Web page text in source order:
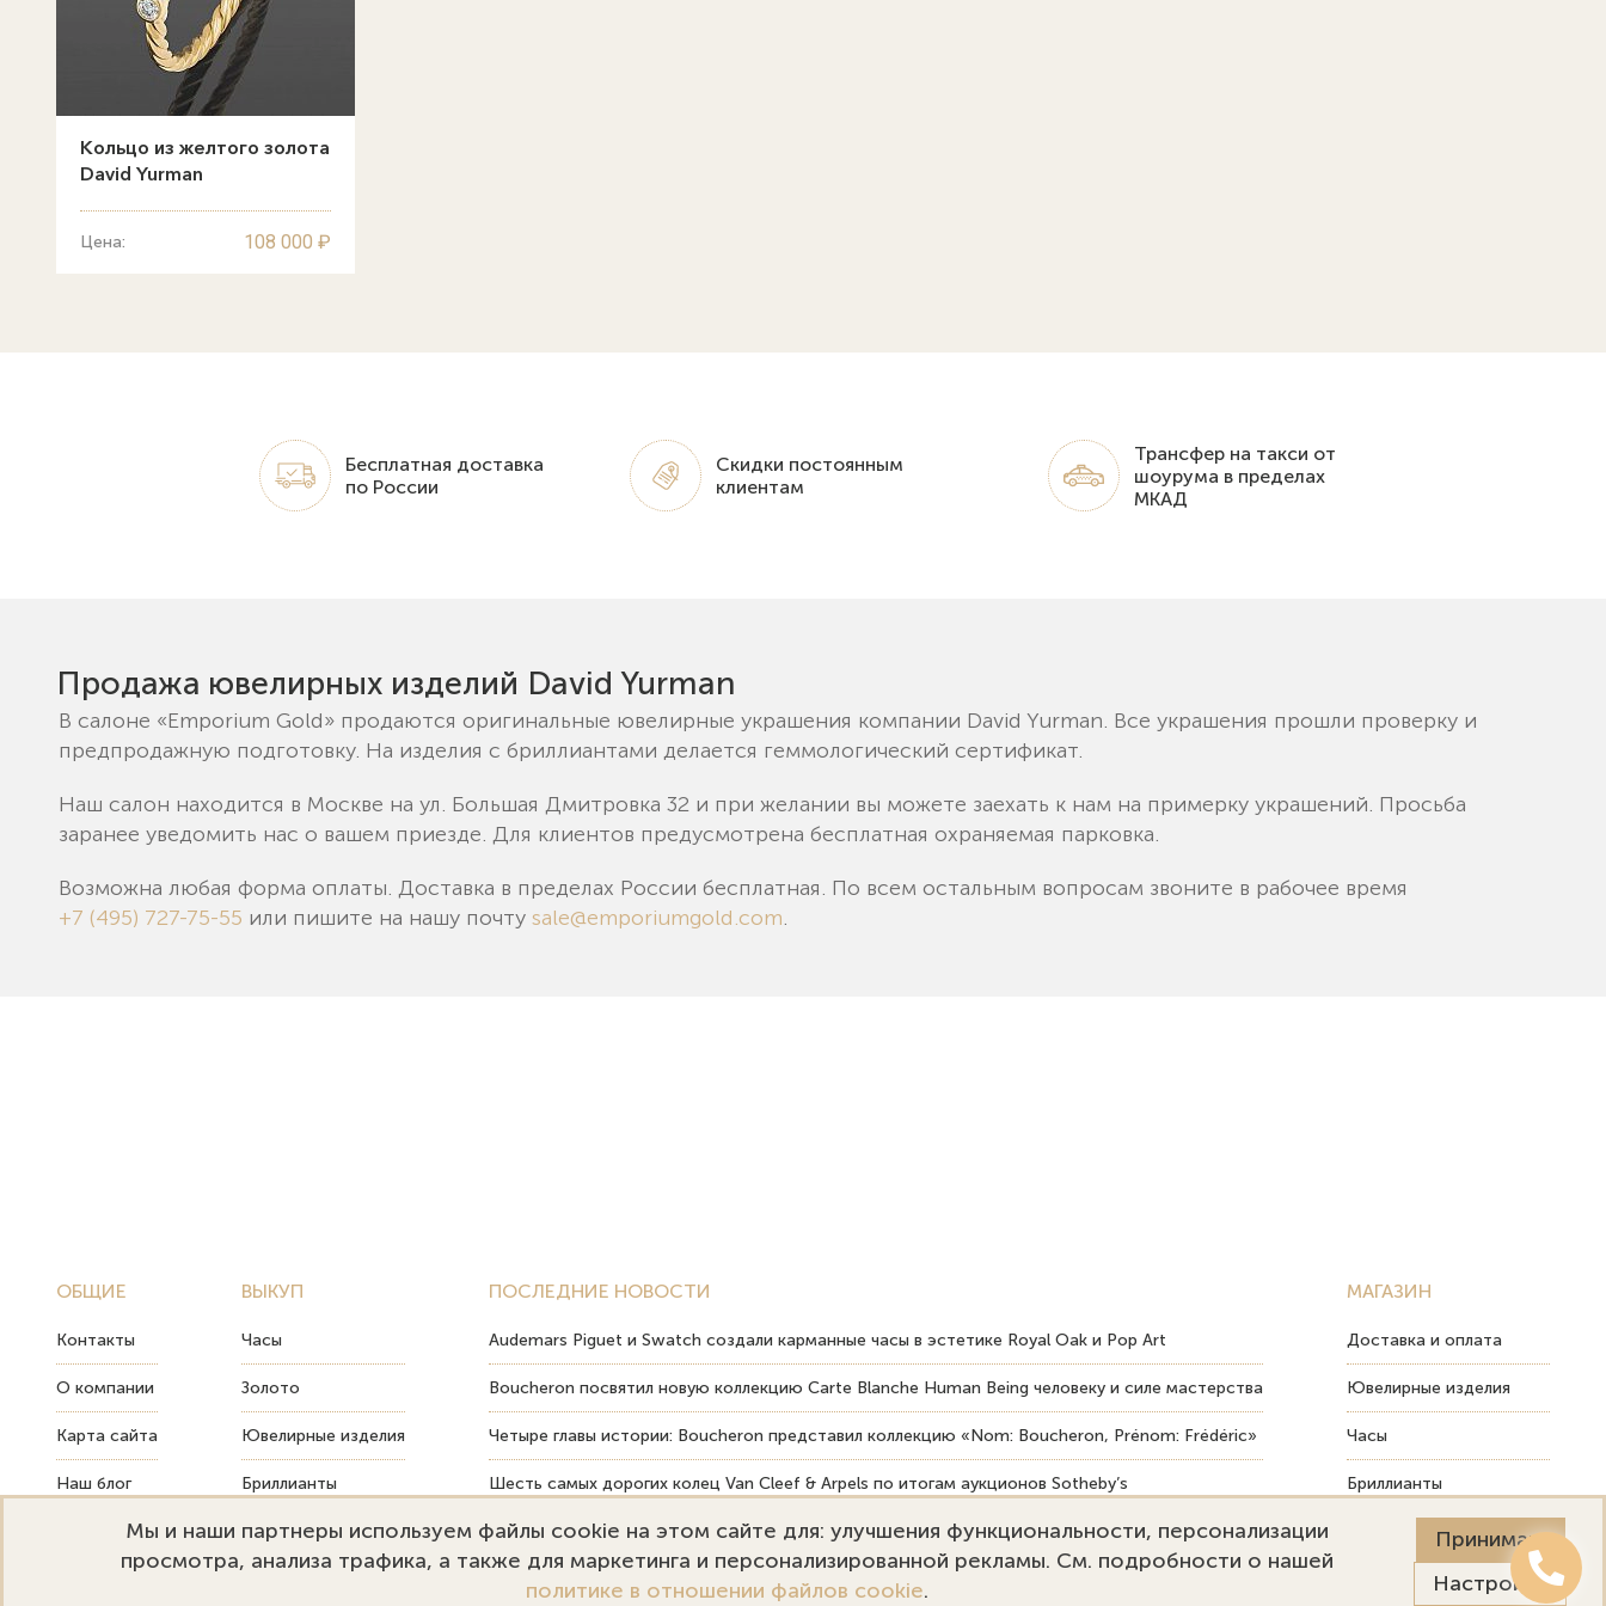
Кольцо из желтого золота
David Yurman
Цена: 108 000 ₽
Бесплатная доставка
по России
Скидки постоянным
клиентам
Трансфер на такси от
шоурума в пределах
МКАД
Продажа ювелирных изделий David Yurman
В салоне «Emporium Gold» продаются оригинальные ювелирные украшения компании David Yurman. Все украшения прошли проверку и
предпродажную подготовку. На изделия с бриллиантами делается геммологический сертификат.
Наш салон находится в Москве на ул. Большая Дмитровка 32 и при желании вы можете заехать к нам на примерку украшений. Просьба
заранее уведомить нас о вашем приезде. Для клиентов предусмотрена бесплатная охраняемая парковка.
Возможна любая форма оплаты. Доставка в пределах России бесплатная. По всем остальным вопросам звоните в рабочее время
+7 (495) 727-75-55 или пишите на нашу почту sale@emporiumgold.com.
ОБЩИЕ
Контакты
О компании
Карта сайта
Наш блог
ВЫКУП
Часы
Золото
Ювелирные изделия
Бриллианты
Монеты
ПОСЛЕДНИЕ НОВОСТИ
Audemars Piguet и Swatch создали карманные часы в эстетике Royal Oak и Pop Art
Boucheron посвятил новую коллекцию Carte Blanche Human Being человеку и силе мастерства
Четыре главы истории: Boucheron представил коллекцию «Nom: Boucheron, Prénom: Frédéric»
Шесть самых дорогих колец Van Cleef & Arpels по итогам аукционов Sotheby’s
Как твердость драгоценных камней влияет на долговечность ювелирных изделий
МАГАЗИН
Доставка и оплата
Ювелирные изделия
Часы
Бриллианты
Пост-продажный сервис
Мы и наши партнеры используем файлы cookie на этом сайте для: улучшения функциональности, персонализации
просмотра, анализа трафика, а также для маркетинга и персонализированной рекламы. См. подробности о нашей
политике в отношении файлов cookie.
Принимаю
Настройки